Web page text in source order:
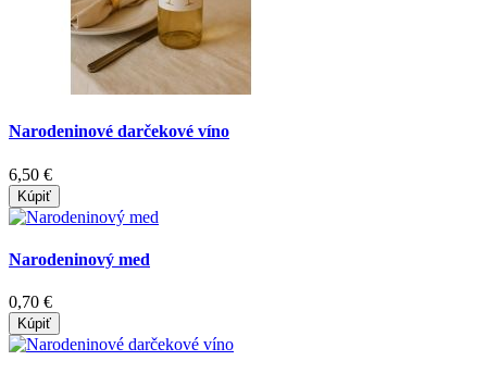
Narodeninové darčekové víno
6,50 €
Kúpiť
Narodeninový med
0,70 €
Kúpiť